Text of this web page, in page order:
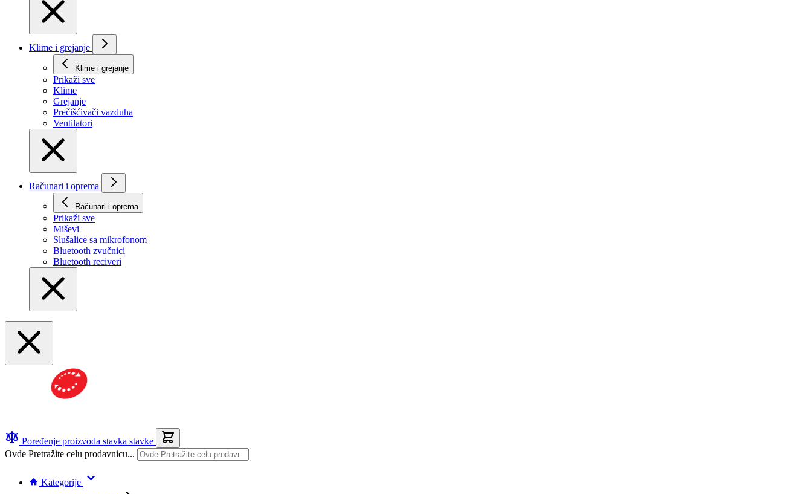
Klime i grejanje
Klime i grejanje
Prikaži svе
Klime
Grejanje
Prečišćivači vazduha
Ventilatori
Računari i oprema
Računari i oprema
Prikaži svе
Miševi
Slušalice sa mikrofonom
Bluetooth zvučnici
Bluetooth reciveri
Poređenje proizvoda stavka stavke
Ovde Pretražite celu prodavnicu...
Kategorije